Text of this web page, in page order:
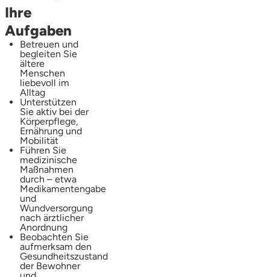
Ihre
Aufgaben
Betreuen und
begleiten Sie
ältere
Menschen
liebevoll im
Alltag
Unterstützen
Sie aktiv bei der
Körperpflege,
Ernährung und
Mobilität
Führen Sie
medizinische
Maßnahmen
durch – etwa
Medikamentengabe
und
Wundversorgung
nach ärztlicher
Anordnung
Beobachten Sie
aufmerksam den
Gesundheitszustand
der Bewohner